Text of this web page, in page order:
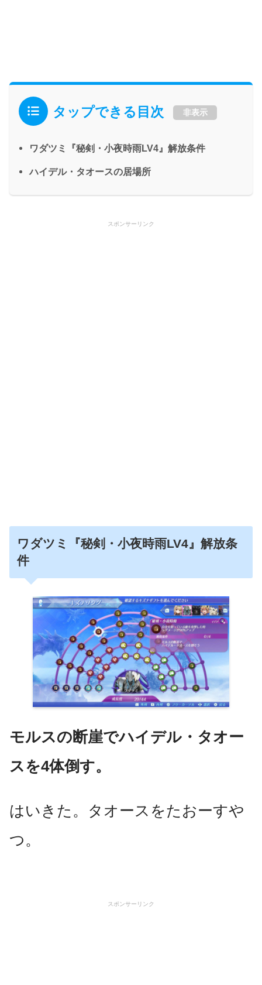
タップできる目次 非表示
ワダツミ『秘剣・小夜時雨LV4』解放条件
ハイデル・タオースの居場所
スポンサーリンク
ワダツミ『秘剣・小夜時雨LV4』解放条
件
モルスの断崖でハイデル・タオー
スを4体倒す。
はいきた。タオースをたおーすや
つ。
スポンサーリンク